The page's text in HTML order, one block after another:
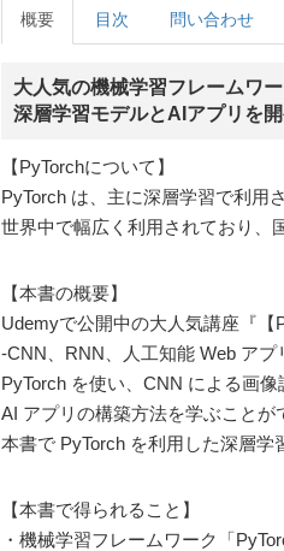
概要 目次 問い合わせ
大人気の機械学習フレームワ
深層学習モデルとAIアプリを開
【PyTorchについて】
PyTorch は、主に深層学習で利用
世界中で幅広く利用されており、
【本書の概要】
Udemyで公開中の大人気講座『【
-CNN、RNN、人工知能 Web アプ
PyTorch を使い、CNN による画
AI アプリの構築方法を学ぶことが
本書で PyTorch を利用した深層学
【本書で得られること】
・機械学習フレームワーク「